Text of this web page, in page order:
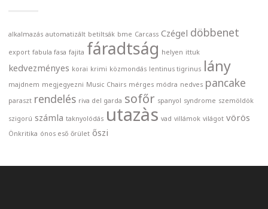
alkalmazás automatizált betiltsák bme Carcass Czégel döbbenet
export fabula fasa fajita fáradtság helyen ittuk
kedvezményes korai krimi közmondás lentinus tigrinus lány
majdnem megjegyezni Music Chairs mérges módra nedves pancake
paraszt rendelés riva del garda sofőr spanyol syndrome szemöldök
szigorú számla taknyolódás utazàs vad villámok világot vörös
Önkritika ónos eső őrület őszi